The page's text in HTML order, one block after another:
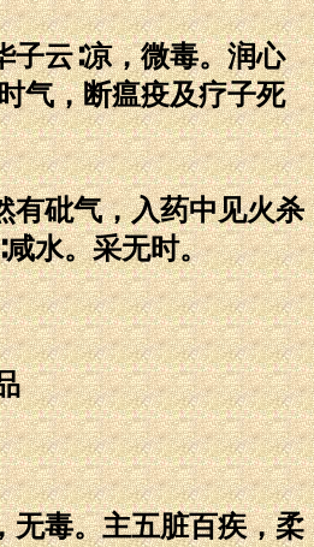
子云∶凉，微毒。润心
气，断瘟疫及疗子死
有砒气，入药中见火杀
咸水。采无时。
无毒。主五脏百疾，柔